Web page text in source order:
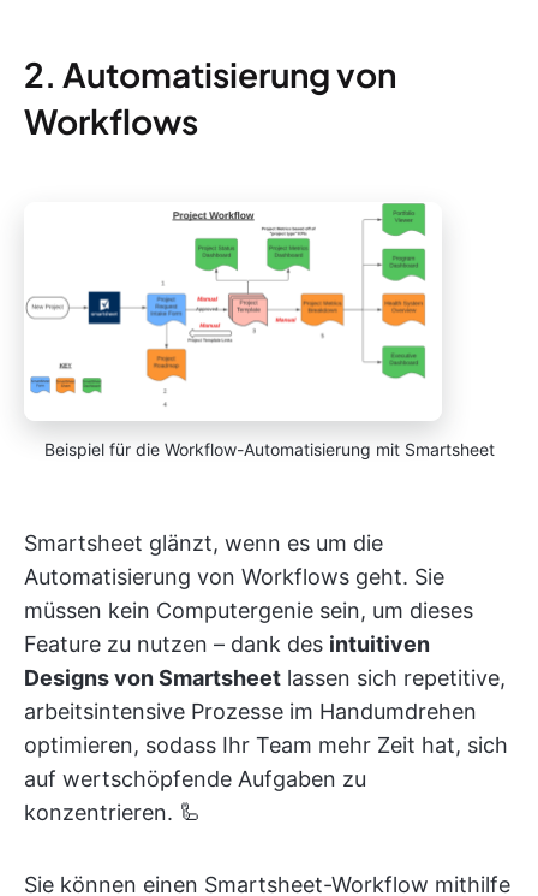
2. Automatisierung von
Workflows
Beispiel für die Workflow-Automatisierung mit Smartsheet
Smartsheet glänzt, wenn es um die
Automatisierung von Workflows geht. Sie
müssen kein Computergenie sein, um dieses
Feature zu nutzen – dank des intuitiven
Designs von Smartsheet lassen sich repetitive,
arbeitsintensive Prozesse im Handumdrehen
optimieren, sodass Ihr Team mehr Zeit hat, sich
auf wertschöpfende Aufgaben zu
konzentrieren. 🦾
Sie können einen Smartsheet-Workflow mithilfe